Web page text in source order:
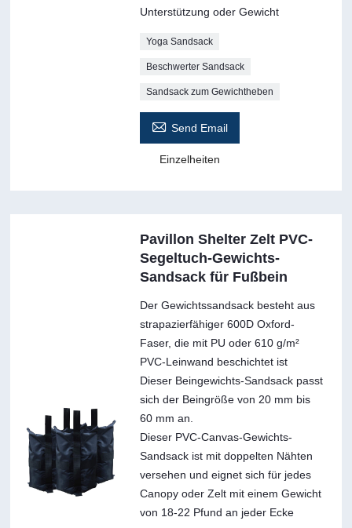
Unterstützung oder Gewicht
Yoga Sandsack
Beschwerter Sandsack
Sandsack zum Gewichtheben
 Send Email
Einzelheiten
Pavillon Shelter Zelt PVC-
Segeltuch-Gewichts-
Sandsack für Fußbein
Der Gewichtssandsack besteht aus
strapazierfähiger 600D Oxford-
Faser, die mit PU oder 610 g/m²
PVC-Leinwand beschichtet ist
Dieser Beingewichts-Sandsack passt
sich der Beingröße von 20 mm bis
60 mm an.
Dieser PVC-Canvas-Gewichts-
Sandsack ist mit doppelten Nähten
versehen und eignet sich für jedes
Canopy oder Zelt mit einem Gewicht
von 18-22 Pfund an jeder Ecke